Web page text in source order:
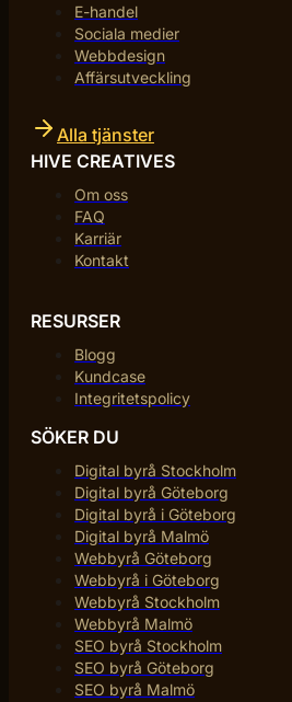
E-handel
Sociala medier
Webbdesign
Affärsutveckling
Alla tjänster
HIVE CREATIVES
Om oss
FAQ
Karriär
Kontakt
RESURSER
Blogg
Kundcase
Integritetspolicy
SÖKER DU
Digital byrå Stockholm
Digital byrå Göteborg
Digital byrå i Göteborg
Digital byrå Malmö
Webbyrå Göteborg
Webbyrå i Göteborg
Webbyrå Stockholm
Webbyrå Malmö
SEO byrå Stockholm
SEO byrå Göteborg
SEO byrå Malmö